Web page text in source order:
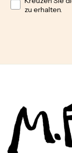
zu erhalten.